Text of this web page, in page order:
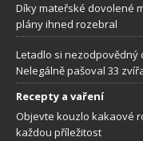
Díky mateřské dovolené
plány ihned rozebral
Letadlo si nezodpovědný
Nelegálně pašoval 33
Recepty a vaření
Objevte kouzlo kakaové
každou příležitost